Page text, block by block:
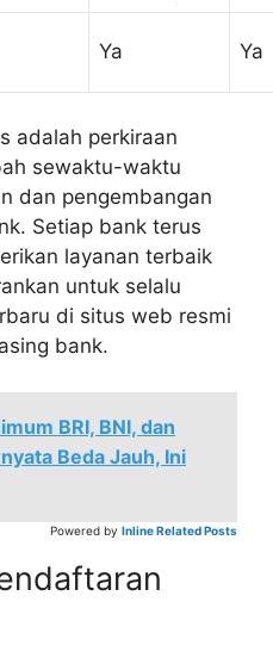
Ya Ya
adalah perkiraan
sewaktu-waktu
dan pengembangan
Setiap bank terus
layanan terbaik
untuk selalu
di situs web resmi
bank.
BRI, BNI, dan
Beda Jauh, Ini
Powered by Inline Related Posts